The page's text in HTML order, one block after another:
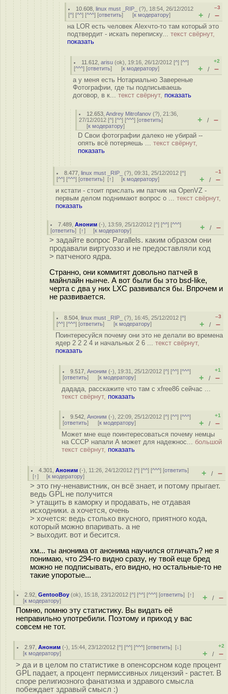
10.608 ,linux must _RIP_ (?), 18:54, 26/12/2012
[^] [^^] [^^^] [ответить] [к модератору]
–3
+ / –
на LOR есть человек Alexчто-то там который это
подтвердит - искать переписку... текст свёрнут,
показать
11.612 ,arisu (ok), 19:16, 26/12/2012 [^] [^^]
[^^^] [ответить] [к модератору]
+2
+ / –
а у меня есть Нотариально Завереные
Фотографии, где ты подписываешь
договор, в к... текст свёрнут, показать
12.653 ,Andrey Mitrofanov (?), 21:36,
27/12/2012 [^] [^^] [^^^] [ответить]
[к модератору]
+ / –
D Свои фотографии далеко не убирай --
опять всё потеряешь ... текст свёрнут,
показать
8.477 ,linux must _RIP_ (?), 09:31, 25/12/2012 [^]
[^^] [^^^] [ответить] [↑] [к модератору]
–1
+ / –
и кстати - стоит прислать им патчик на OpenVZ -
первым делом поднимают вопрос о ... текст свёрнут,
показать
7.489 ,Аноним (-), 13:59, 25/12/2012 [^] [^^] [^^^]
[ответить] [↑] [к модератору] + / –
> задайте вопрос Parallels. каким образом они
продавали виртуоззо и не предоставляли код
> патченого ядра.
Странно, они коммитят довольно патчей в
майнлайн нынче. А вот были бы это bsd-like,
черта с два у них LXC развивался бы. Впрочем и
не развивается.
8.504 ,linux must _RIP_ (?), 16:45, 25/12/2012 [^]
[^^] [^^^] [ответить] [к модератору]
–3
+ / –
Поинтересуйся почему они это не делали во времена
ядер 2 2 2 4 и начальных 2 6 ... текст свёрнут,
показать
9.517 ,Аноним (-), 19:31, 25/12/2012 [^] [^^] [^^^]
[ответить] [к модератору]
+1
+ / –
дадада, расскажите что там с xfree86 сейчас ...
текст свёрнут, показать
9.542 ,Аноним (-), 22:09, 25/12/2012 [^] [^^] [^^^]
[ответить] [к модератору]
+1
+ / –
Может мне еще поинтересоваться почему немцы
на СССР напали А может для надежнос... большой
текст свёрнут, показать
4.301 ,Аноним (-), 11:26, 24/12/2012 [^] [^^] [^^^] [ответить]
[↑] [к модератору] + / –
> это гну-ненавистник, он всё знает, и потому прыгает.
ведь GPL не получится
> утащить в каморку и продавать, не отдавая
исходники. а хочется, очень
> хочется: ведь столько вкусного, приятного кода,
который можно впаривать. а не
> выходит. вот и бесится.
хм... ты анонима от анонима научился отличать? не я
понимаю, что 294-го видно сразу, ну твой еще бред
можно не подписывать, его видно, но остальные-то не
такие упоротые...
2.92 ,GentooBoy (ok), 15:18, 23/12/2012 [^] [^^] [^^^] [ответить][↑]
[к модератору] + / –
Помню, помню эту статистику. Вы видать её
неправильно употребили. Поэтому и приход у вас
совсем не тот.
2.97 ,Аноним (-), 15:44, 23/12/2012 [^] [^^] [^^^] [ответить][↓]
[к модератору]
+2
+ / –
> да и в целом по статистике в опенсорсном коде процент
GPL падает, а процент пермиссивных лицензий - растет. В
споре религиозного фанатизма и здравого смысла
побеждает здравый смысл :)